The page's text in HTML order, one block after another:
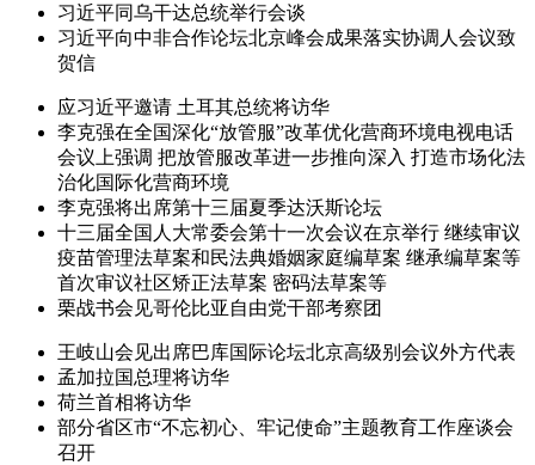
习近平同乌干达总统举行会谈
习近平向中非合作论坛北京峰会成果落实协调人会议致
贺信
应习近平邀请 土耳其总统将访华
李克强在全国深化“放管服”改革优化营商环境电视电话
会议上强调 把放管服改革进一步推向深入 打造市场化法
治化国际化营商环境
李克强将出席第十三届夏季达沃斯论坛
十三届全国人大常委会第十一次会议在京举行 继续审议
疫苗管理法草案和民法典婚姻家庭编草案 继承编草案等
首次审议社区矫正法草案 密码法草案等
栗战书会见哥伦比亚自由党干部考察团
王岐山会见出席巴库国际论坛北京高级别会议外方代表
孟加拉国总理将访华
荷兰首相将访华
部分省区市“不忘初心、牢记使命”主题教育工作座谈会
召开